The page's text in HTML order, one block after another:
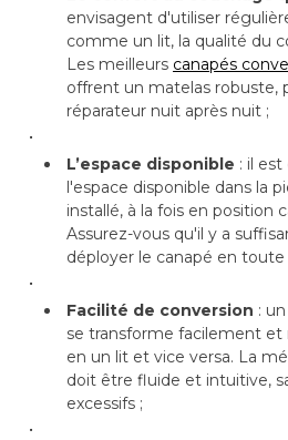
envisagent d'utiliser
comme un lit, la qualité du
Les meilleurs canapés
offrent un matelas
réparateur nuit après nuit ;
•
L’espace disponible : il
l'espace disponible dans la
installé, à la fois en position
Assurez-vous qu'il y a
déployer le canapé en toute
•
Facilité de conversion :
se transforme facilement
en un lit et vice versa. La
doit être fluide et intuitive,
excessifs ;
•